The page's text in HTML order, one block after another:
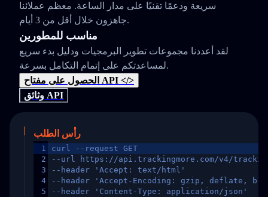
سريعة ودعمًا تقنيًا على مدار الساعة. معظم عملائنا
جاهزون خلال أقل من 3 أيام.
مناسب للمطورين
لقد أعددنا مجموعات تطوير البرمجيات ودليل بدء سريع
لمساعدتكم على إتمام التكامل بسرعة.
الحصول على مفتاح API </>
وثائق API
رأس الطلب
1
2
3
4
5
curl --request GET
--url https://api.trackingmore.com/v4/trackings/
--header 'Accept: text/html'
--header 'Accept-Encoding: gzip, deflate,
--header 'Content-Type: application/json'